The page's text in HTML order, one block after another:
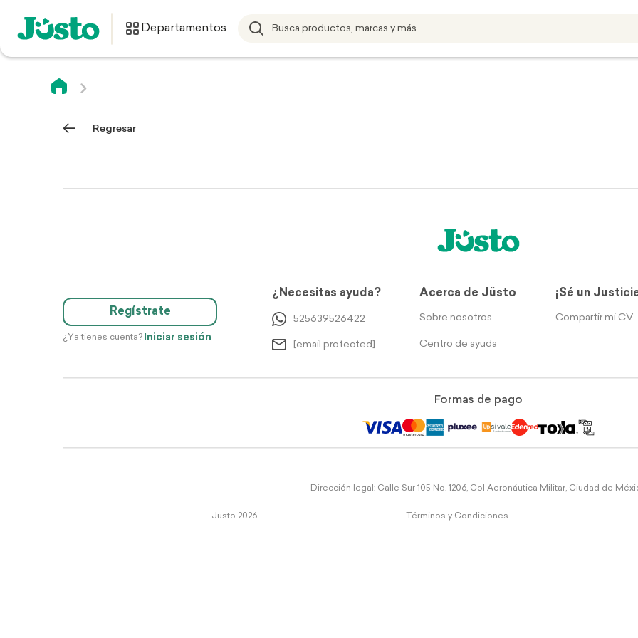
Departamentos
Regresar
Regístrate
¿Ya tienes cuenta? Iniciar sesión
¿Necesitas ayuda?
525639526422
[email protected]
Acerca de Jüsto
Sobre nosotros
Centro de ayuda
¡Sé un
Compartir mi CV
Formas de pago
Dirección legal: Calle Sur 105 No. 1206, Col Aeronáutica Militar, Ciudad de
Justo 2026 Términos y Condiciones